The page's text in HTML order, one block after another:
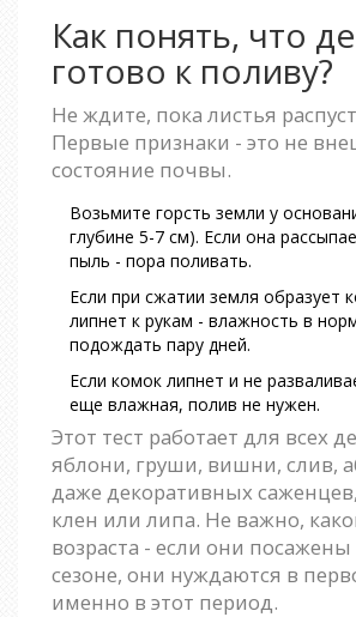
Как понять, что
готово к поливу?
Не ждите, пока листья
Первые признаки - это не
состояние почвы.
Возьмите горсть земли у
глубине 5-7 см). Если она
пыль - пора поливать.
Если при сжатии земля образует
липнет к рукам - влажность в
подождать пару дней.
Если комок липнет и не
еще влажная, полив не нужен.
Этот тест работает для всех
яблони, груши, вишни, слив,
даже декоративных
клен или липа. Не важно,
возраста - если они
сезоне, они нуждаются в
именно в этот период.